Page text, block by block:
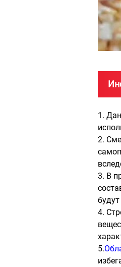
1.
2.
3. В
4.
5.